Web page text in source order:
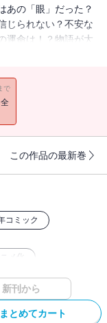
あの「眼」だった？
じられない？不安な
運命は！？物語が大
で
この作品の最新巻
コミック
メ化
スペンス漫画
新刊から
まとめてカート